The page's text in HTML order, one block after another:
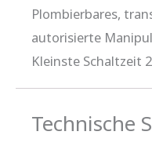
Plombierbares,
autorisierte
Kleinste Schaltzeit
Technische